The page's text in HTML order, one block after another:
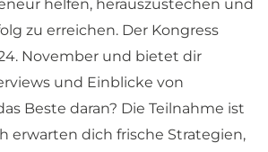
helfen, herauszustechen und
zu erreichen. Der Kongress
November und bietet dir
und Einblicke von
Beste daran? Die Teilnahme ist
erwarten dich frische Strategien,